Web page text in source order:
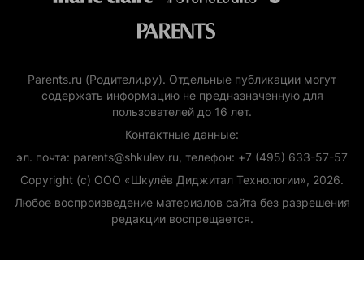
Parents.ru (Родители.ру). Отдельные публикации могут
содержать информацию не предназначенную для
пользователей до 16 лет.
Контактные данные:
эл. почта: parents@shkulev.ru, телефон: +7 (495) 633-57-57
Copyright (с) ООО «Шкулёв Диджитал Технологии», 2026.
Любое воспроизведение материалов сайта без разрешения
редакции воспрещается.